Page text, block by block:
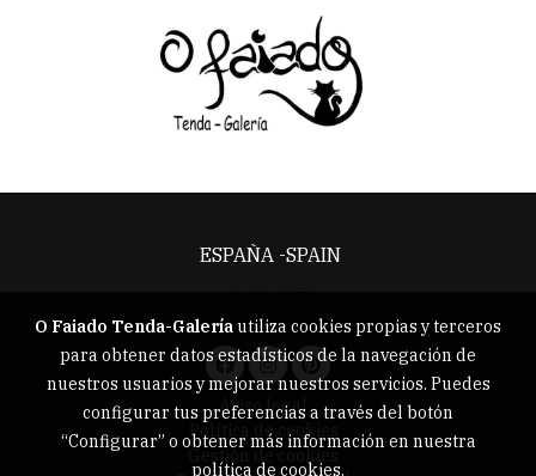
ESPAÑA -SPAIN
Aviso legal
Política de cookies
O Faiado Tenda-Galeríautiliza cookies propias y terceros
para obtener datos estadísticos de la navegación de
nuestros usuarios y mejorar nuestros servicios. Puedes
configurar tus preferencias a través del botón
“Configurar” o obtener más información en nuestra
política de cookies.